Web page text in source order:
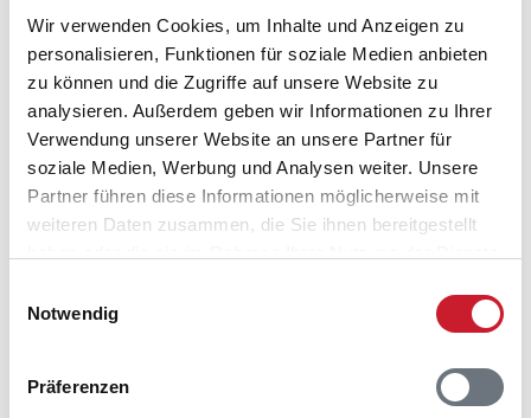
Wir verwenden Cookies, um Inhalte und Anzeigen zu
personalisieren, Funktionen für soziale Medien anbieten
zu können und die Zugriffe auf unsere Website zu
analysieren. Außerdem geben wir Informationen zu Ihrer
Verwendung unserer Website an unsere Partner für
soziale Medien, Werbung und Analysen weiter. Unsere
Partner führen diese Informationen möglicherweise mit
weiteren Daten zusammen, die Sie ihnen bereitgestellt
Notwendig
Präferenzen